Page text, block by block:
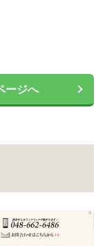
ージへ